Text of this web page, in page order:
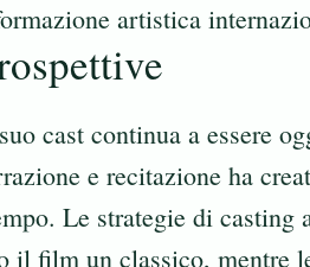
artistica
cast continua a essere
e recitazione ha
Le strategie di casting
il film un classico, mentre